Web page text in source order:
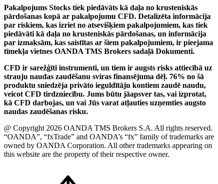
Pakalpojums Stocks tiek piedāvāts kā daļa no krusteniskās
pārdošanas kopā ar pakalpojumu CFD. Detalizēta informācija
par riskiem, kas izriet no atsevišķiem pakalpojumiem, kas tiek
piedāvāti kā daļa no krusteniskās pārdošanas, un informācija
par izmaksām, kas saistītas ar šiem pakalpojumiem, ir pieejama
tīmekļa vietnes OANDA TMS Brokers sadaļā Dokumenti.
CFD ir sarežģīti instrumenti, un tiem ir augsts risks attiecībā uz
strauju naudas zaudēšanu sviras finansējuma dēļ. 76% no šā
produktu sniedzēja privāto ieguldītāju kontiem zaudē naudu,
veicot CFD tirdzniecību. Jums būtu jāapsver tas, vai izprotat,
kā CFD darbojas, un vai Jūs varat atļauties uzņemties augsto
naudas zaudēšanas risku.
@ Copyright 2026 OANDA TMS Brokers S.A. All rights reserved.
“OANDA”, “fxTrade” and OANDA’s “fx” family of trademarks are
owned by OANDA Corporation. All other trademarks appearing on
this website are the property of their respective owner.